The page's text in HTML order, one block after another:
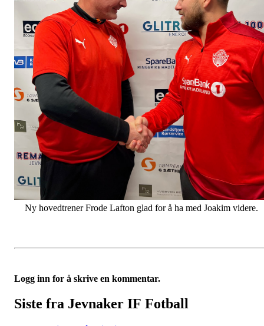
Ny hovedtrener Frode Lafton glad for å ha med Joakim videre.
Logg inn for å skrive en kommentar.
Siste fra Jevnaker IF Fotball